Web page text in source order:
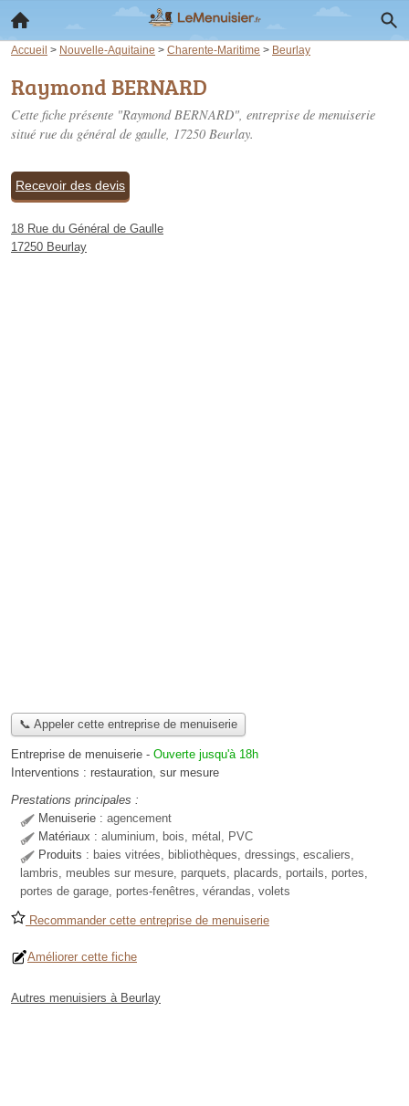
Accueil > Nouvelle-Aquitaine > Charente-Maritime > Beurlay
Raymond BERNARD
Cette fiche présente "Raymond BERNARD", entreprise de menuiserie
situé rue du général de gaulle, 17250 Beurlay.
Recevoir des devis
18 Rue du Général de Gaulle
17250 Beurlay
📞 Appeler cette entreprise de menuiserie
Entreprise de menuiserie - Ouverte jusqu'à 18h
Interventions : restauration, sur mesure
Prestations principales :
Menuiserie : agencement
Matériaux : aluminium, bois, métal, PVC
Produits : baies vitrées, bibliothèques, dressings, escaliers,
lambris, meubles sur mesure, parquets, placards, portails, portes,
portes de garage, portes-fenêtres, vérandas, volets
Recommander cette entreprise de menuiserie
Améliorer cette fiche
Autres menuisiers à Beurlay